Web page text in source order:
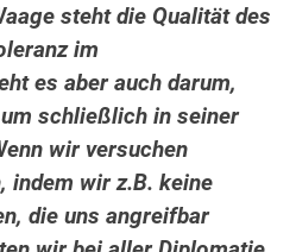
steht die Qualität des
im
es aber auch darum,
schließlich in seiner
wir versuchen
indem wir z.B. keine
die uns angreifbar